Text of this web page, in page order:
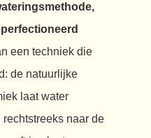
een techniek die
de natuurlijke
laat water
naar de